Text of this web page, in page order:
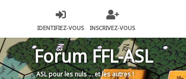
IDENTIFIEZ-VOUS INSCRIVEZ-VOUS
Forum FFL-ASL
ASL pour les nuls … et les autres !